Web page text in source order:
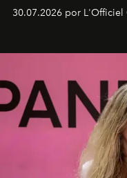
30.07.2026 por L'Officiel